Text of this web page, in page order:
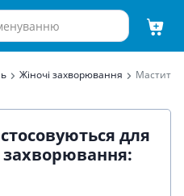
Жіночі захворювання Мастит
для
захворювання: